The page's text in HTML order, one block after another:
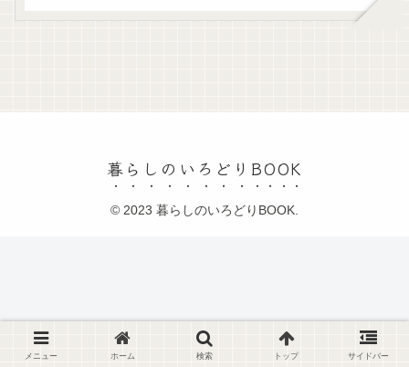
暮らしのいろどりBOOK
© 2023 暮らしのいろどりBOOK.
メニュー ホーム 検索 トップ サイドバー